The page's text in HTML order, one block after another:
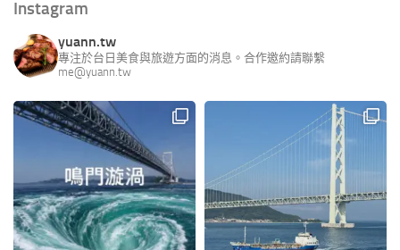
Instagram
yuann.tw
專注於台日美食與旅遊方面的消息。合作邀約請聯繫
me@yuann.tw